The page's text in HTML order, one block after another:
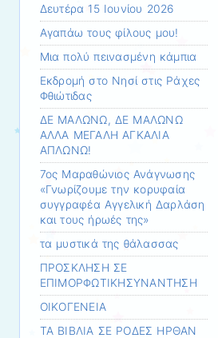
Δευτέρα 15 Ιουνίου 2026
Αγαπάω τους φίλους μου!
Μια πολύ πεινασμένη κάμπια
Εκδρομή στο Νησί στις Ράχες
Φθιώτιδας
ΔΕ ΜΑΛΩΝΩ, ΔΕ ΜΑΛΩΝΩ
ΑΛΛΑ ΜΕΓΑΛΗ ΑΓΚΑΛΙΑ
ΑΠΛΩΝΩ!
7ος Μαραθώνιος Ανάγνωσης
«Γνωρίζουμε την κορυφαία
συγγραφέα Αγγελική Δαρλάση
και τους ήρωές της»
τα μυστικά της θάλασσας
ΠΡΟΣΚΛΗΣΗ ΣΕ
ΕΠΙΜΟΡΦΩΤΙΚΗΣΥΝΑΝΤΗΣΗ
ΟΙΚΟΓΕΝΕΙΑ
ΤΑ ΒΙΒΛΙΑ ΣΕ ΡΟΔΕΣ ΗΡΘΑΝ